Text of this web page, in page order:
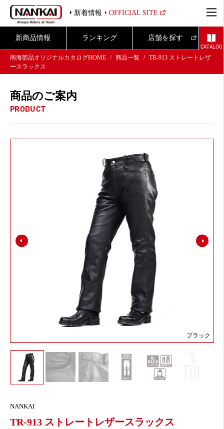
新着情報 OFFICIAL SITE
新商品情報 ランキング 店舗を探す
CATALOG
南海部品オリジナルカタログHOME
商品一覧
TR-913 ストレートレザ
ースラックス
商品のご案内
PRODUCT
ブラック
NANKAI
TR-913 ストレートレザースラックス